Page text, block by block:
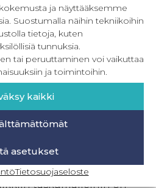
ja näyttääksemme
Suostumalla näihin tekniikoihin
tietoja, kuten
tunnuksia.
tai peruuttaminen voi vaikuttaa
ja toimintoihin.
kaikki
asetukset
Tietosuojaseloste
ja takakappaleita on2
sekä pitkä
myös kellotettu helma,
yläpuolelle. Mainio
4 erilaista huppua:
huppu,
huppu
kaulus.
perinteinen ja hyvin tuttu
kaavapaketistakin
taskumalleihin on